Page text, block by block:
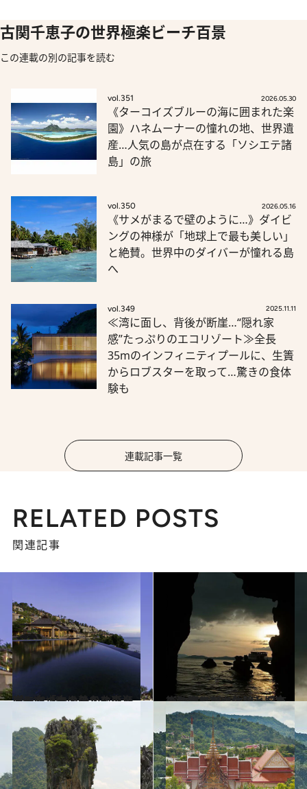
古関千恵子の世界極楽ビーチ百景
この連載の別の記事を読む
vol.351 2026.05.30
《ターコイズブルーの海に囲まれた楽
園》ハネムーナーの憧れの地、世界遺
産…人気の島が点在する「ソシエテ諸
島」の旅
vol.350 2026.05.16
《サメがまるで壁のように…》ダイビ
ングの神様が「地球上で最も美しい」
と絶賛。世界中のダイバーが憧れる島
へ
vol.349 2025.11.11
≪湾に面し、背後が断崖…“隠れ家
感”たっぷりのエコリゾート≫全長
35mのインフィニティプールに、生簀
からロブスターを取って…驚きの食体
験も
連載記事一覧
RELATED POSTS
関連記事
2014.2.18
プーケットの静かな東海岸に立つ大人のためのリゾート「ウェスティン」
旅＆お出かけ 2014.2.20
シーカヤック体験と旧市街散策でプーケットを丸ごと楽しむ
旅＆お出かけ